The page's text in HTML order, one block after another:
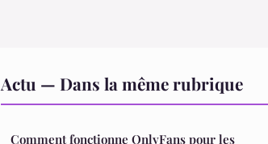
Actu — Dans la même rubrique
Comment fonctionne OnlyFans pour les